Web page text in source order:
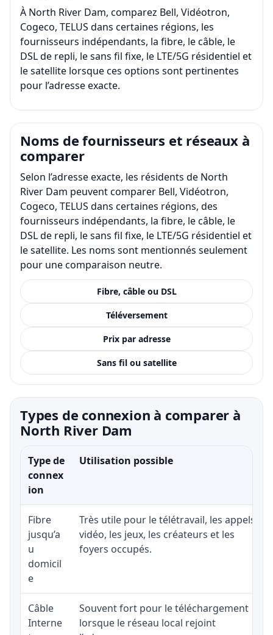
À North River Dam, comparez Bell, Vidéotron,
Cogeco, TELUS dans certaines régions, les
fournisseurs indépendants, la fibre, le câble, le
DSL de repli, le sans fil fixe, le LTE/5G résidentiel et
le satellite lorsque ces options sont pertinentes
pour l’adresse exacte.
Noms de fournisseurs et réseaux à
comparer
Selon l’adresse exacte, les résidents de North
River Dam peuvent comparer Bell, Vidéotron,
Cogeco, TELUS dans certaines régions, des
fournisseurs indépendants, la fibre, le câble, le
DSL de repli, le sans fil fixe, le LTE/5G résidentiel et
le satellite. Les noms sont mentionnés seulement
pour une comparaison neutre.
Fibre, câble ou DSL
Téléversement
Prix par adresse
Sans fil ou satellite
Types de connexion à comparer à
North River Dam
Type de
connex
ion
Utilisation possible
Fibre
jusqu’a
u
domicil
e
Très utile pour le télétravail, les appels
vidéo, les jeux, les créateurs et les
foyers occupés.
Câble
Interne
Souvent fort pour le téléchargement
lorsque le réseau local rejoint